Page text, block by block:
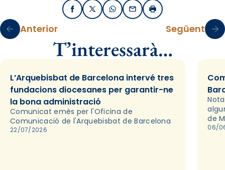
FacebookX / TwitterWhatsApp
EmailImprimir
Anterior Següent
T’interessarà…
L’Arquebisbat de Barcelona intervé tres
fundacions diocesanes per garantir-ne
la bona administració
Comunicat emès per l'Oficina de
Comunicació de l'Arquebisbat de Barcelona
22/07/2026
de
06/